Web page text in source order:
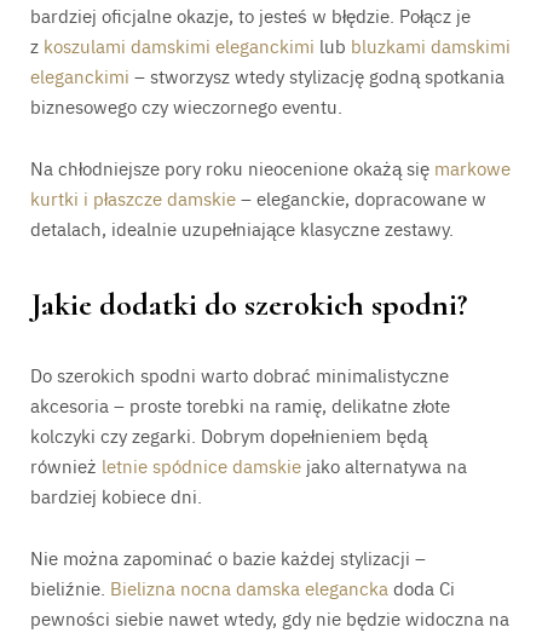
bardziej oficjalne okazje, to jesteś w błędzie. Połącz je
z koszulami damskimi eleganckimi lub bluzkami damskimi
eleganckimi – stworzysz wtedy stylizację godną spotkania
biznesowego czy wieczornego eventu.
Na chłodniejsze pory roku nieocenione okażą się markowe
kurtki i płaszcze damskie– eleganckie, dopracowane w
detalach, idealnie uzupełniające klasyczne zestawy.
Jakie dodatki do szerokich spodni?
Do szerokich spodni warto dobrać minimalistyczne
akcesoria – proste torebki na ramię, delikatne złote
kolczyki czy zegarki. Dobrym dopełnieniem będą
również letnie spódnice damskie jako alternatywa na
bardziej kobiece dni.
Nie można zapominać o bazie każdej stylizacji –
bieliźnie. Bielizna nocna damska elegancka doda Ci
pewności siebie nawet wtedy, gdy nie będzie widoczna na